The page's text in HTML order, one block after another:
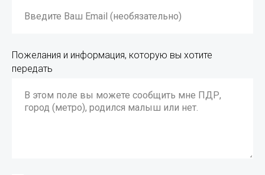
Пожелания и информация, которую вы хотите
передать